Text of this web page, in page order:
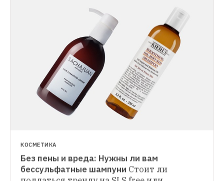
КОСМЕТИКА
Без пены и вреда: Нужны ли вам
бессульфатные шампуни Стоит ли